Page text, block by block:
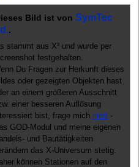
Bild ist von SymTec
.
stammt aus X³ und wurde per
festgehalten.
Du Fragen zur Herkunft dieses
oder gezeigten Objekten hast
an einem größeren Ausschnitt
einer besseren Auflösung
bist, frage mich hier! -
GOD-Modul und meine eigenen
und Bautätigkeiten
das X-Universum stetig.
können Stationen auf den